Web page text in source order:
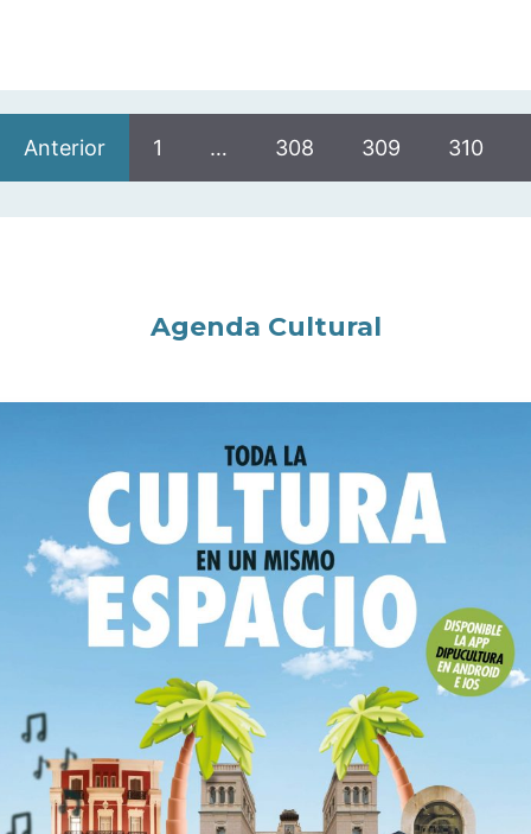
Anterior 1 … 308 309 310
Agenda Cultural